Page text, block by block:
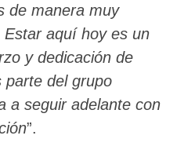
de manera muy
aquí hoy es un
y dedicación de
parte del grupo
a seguir adelante con
”.